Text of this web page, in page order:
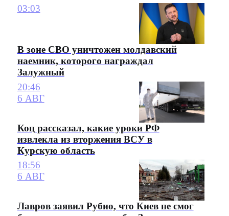
03:03
В зоне СВО уничтожен молдавский
наемник, которого награждал
Залужный
20:46
6 АВГ
Коц рассказал, какие уроки РФ
извлекла из вторжения ВСУ в
Курскую область
18:56
6 АВГ
Лавров заявил Рубио, что Киев не смог